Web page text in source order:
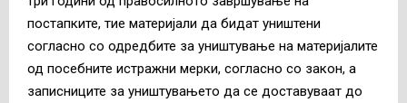
постапките, тие материјали да бидат уништени
согласно со одредбите за уништување на материјалите
од посебните истражни мерки, согласно со закон, а
записниците за уништувањето да се доставуваат до